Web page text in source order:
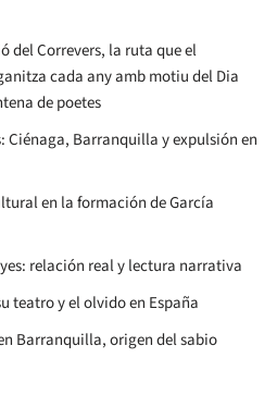
del Correvers, la ruta que el
cada any amb motiu del Dia
de poetes
Ciénaga, Barranquilla y expulsión en
en la formación de García
relación real y lectura narrativa
teatro y el olvido en España
Barranquilla, origen del sabio